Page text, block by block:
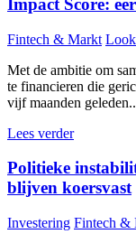
Impact Score:
Fintech & Markt
Met de ambitie om
te financieren die
vijf maanden
Lees verder
Politieke
blijven koersvast
Investering Fintech &